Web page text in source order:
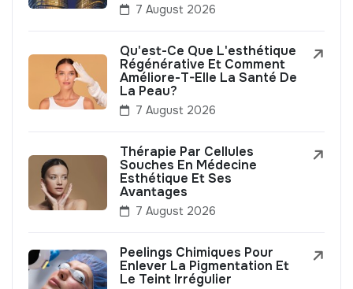
7 August 2026
Qu'est-Ce Que L'esthétique
Régénérative Et Comment
Améliore-T-Elle La Santé De
La Peau?
7 August 2026
Thérapie Par Cellules
Souches En Médecine
Esthétique Et Ses
Avantages
7 August 2026
Peelings Chimiques Pour
Enlever La Pigmentation Et
Le Teint Irrégulier